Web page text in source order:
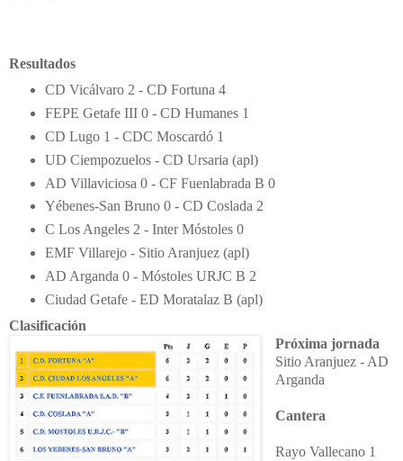
Resultados
CD Vicálvaro 2 - CD Fortuna 4
FEPE Getafe III 0 - CD Humanes 1
CD Lugo 1 - CDC Moscardó 1
UD Ciempozuelos - CD Ursaria (apl)
AD Villaviciosa 0 - CF Fuenlabrada B 0
Yébenes-San Bruno 0 - CD Coslada 2
C Los Angeles 2 - Inter Móstoles 0
EMF Villarejo - Sitio Aranjuez (apl)
AD Arganda 0 - Móstoles URJC B 2
Ciudad Getafe - ED Moratalaz B (apl)
Clasificación
Próxima jornada
Sitio Aranjuez - AD
Arganda
Cantera
Rayo Vallecano 1